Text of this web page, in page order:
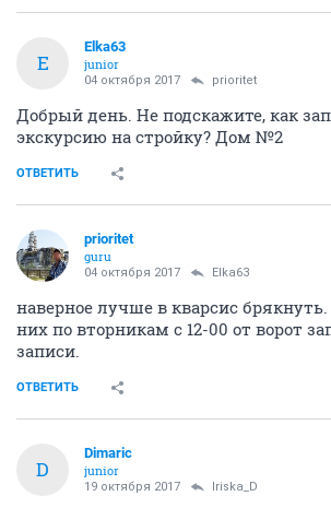
E
Elka63
junior
04 октября 2017 prioritet
Добрый день. Не подскажите, как
экскурсию на стройку? Дом №2
ОТВЕТИТЬ
prioritet
guru
04 октября 2017 Elka63
наверное лучше в кварсис
них по вторникам с 12-00 от ворот
записи.
ОТВЕТИТЬ
D
Dimaric
junior
19 октября 2017 Iriska_D